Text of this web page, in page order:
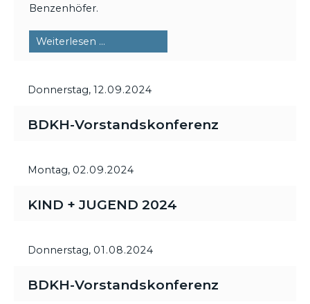
Benzenhöfer.
Weiterlesen …
Donnerstag, 12.09.2024
BDKH-Vorstandskonferenz
Montag, 02.09.2024
KIND + JUGEND 2024
Donnerstag, 01.08.2024
BDKH-Vorstandskonferenz